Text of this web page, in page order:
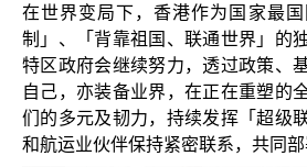
在世界变局下，香港作为国家最
制」、「背靠祖国、联通世界」的
特区政府会继续努力，透过政策、
自己，亦装备业界，在正在重塑的
们的多元及韧力，持续发挥「超级
和航运业伙伴保持紧密联系，共同部